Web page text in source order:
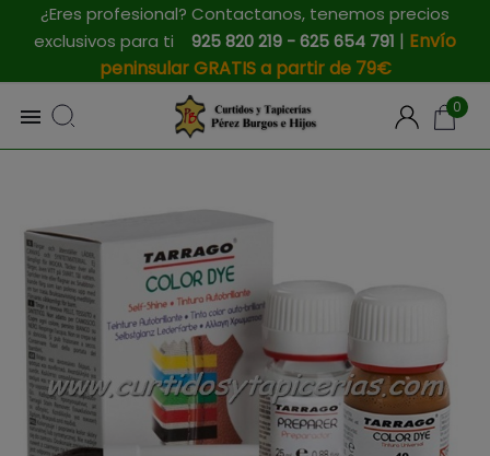
¿Eres profesional? Contactanos, tenemos precios
exclusivos para ti 925 820 219 - 625 654 791 | Envío
peninsular GRATIS a partir de 79€
 0